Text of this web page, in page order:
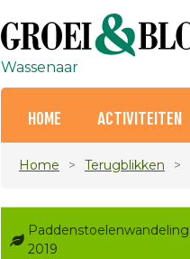
Wassenaar
HOME ACTIVITEITEN
Home Terugblikken
Paddenstoelenwandeling
2019